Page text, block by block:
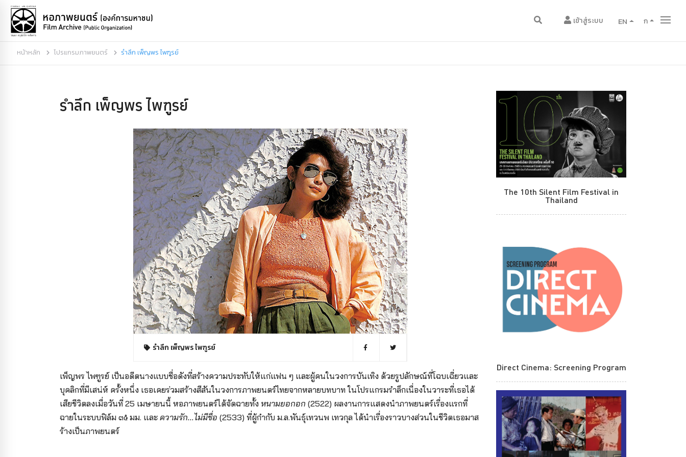
เข้าสู่ระบบ EN ก
หน้าหลัก โปรแกรมภาพยนตร์ รำลึก เพ็ญพร ไพฑูรย์
รำลึก เพ็ญพร ไพฑูรย์
รำลึก เพ็ญพร ไพฑูรย์
เพ็ญพร ไพฑูรย์ เป็นอดีตนางแบบชื่อดังที่สร้างความประทับให้แก่แฟน ๆ และผู้คนในวงการบันเทิง ด้วยรูปลักษณ์ที่โฉบเฉี่ยวและ
บุคลิกที่มีเสน่ห์ ครั้งหนึ่ง เธอเคยร่วมสร้างสีสันในวงการภาพยนตร์ไทยจากหลายบทบาท ในโปรแกรมรำลึกเนื่องในวาระที่เธอได้
เสียชีวิตลงเมื่อวันที่ 25 เมษายนนี้ หอภาพยนตร์ได้จัดฉายทั้ง หนามยอกอก (2522) ผลงานการแสดงนำภาพยนตร์เรื่องแรกที่
ฉายในระบบฟิล์ม ๓๕ มม. และ ความรัก...ไม่มีชื่อ (2533) ที่ผู้กำกับ ม.ล.พันธุ์เทวนพ เทวกุล ได้นำเรื่องราวบางส่วนในชีวิตเธอมาส
ร้างเป็นภาพยนตร์
The 10th Silent Film Festival in
Thailand
Direct Cinema: Screening Program